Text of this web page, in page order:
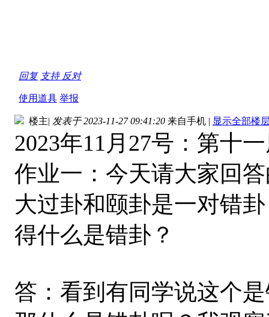
回复 支持 反对
使用道具 举报
楼主| 发表于 2023-11-27 09:41:20 来自手机 | 显示全部楼
2023年11月27号：第十
作业一：今天请大家回
大过卦和颐卦是一对错
得什么是错卦？
答：看到有同学说这个